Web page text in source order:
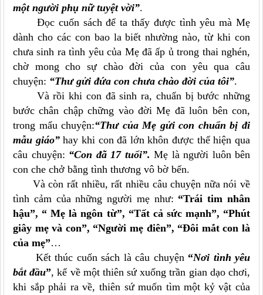
một người phụ nữ tuyệt vời”.
Đọc cuốn sách để ta thấy được tình yêu mà Mẹ
dành cho các con bao la biết nhường nào, từ khi con
chưa sinh ra tình yêu của Mẹ đã ấp ủ trong thai nghén,
chờ mong cho sự chào đời của con yêu qua câu
chuyện: “Thư gửi đứa con chưa chào đời của tôi”.
Và rồi khi con đã sinh ra, chuẩn bị bước những
bước chân chập chững vào đời Mẹ đã luôn bên con,
trong mẩu chuyện:“Thư của Mẹ gửi con chuẩn bị đi
mẫu giáo”hay khi con đã lớn khôn được thể hiện qua
câu chuyện: “Con đã 17 tuổi”. Mẹ là người luôn bên
con che chở bằng tình thương vô bờ bến.
Và còn rất nhiều, rất nhiều câu chuyện nữa nói về
tình cảm của những người mẹ như: “Trái tim nhân
hậu”, “ Mẹ là ngôn từ”, “Tất cả sức mạnh”, “Phút
giây mẹ và con”, “Người mẹ điên”, “Đôi mắt con là
của mẹ”…
Kết thúc cuốn sách là câu chuyện “Nơi tình yêu
bắt đầu”, kể về một thiên sứ xuống trần gian dạo chơi,
khi sắp phải ra về, thiên sứ muốn tìm một kỷ vật của